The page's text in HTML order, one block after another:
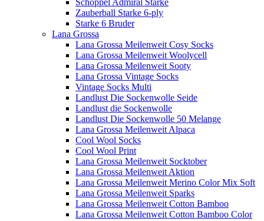
Schoppel Admiral Starke
Zauberball Starke 6-ply
Starke 6 Bruder
Lana Grossa
Lana Grossa Meilenweit Cosy Socks
Lana Grossa Meilenweit Woolycell
Lana Grossa Meilenweit Sooty
Lana Grossa Vintage Socks
Vintage Socks Multi
Landlust Die Sockenwolle Seide
Landlust die Sockenwolle
Landlust Die Sockenwolle 50 Melange
Lana Grossa Meilenweit Alpaca
Cool Wool Socks
Cool Wool Print
Lana Grossa Meilenweit Socktober
Lana Grossa Meilenweit Aktion
Lana Grossa Meilenweit Merino Color Mix Soft
Lana Grossa Meilenweit Sparks
Lana Grossa Meilenweit Cotton Bamboo
Lana Grossa Meilenweit Cotton Bamboo Color